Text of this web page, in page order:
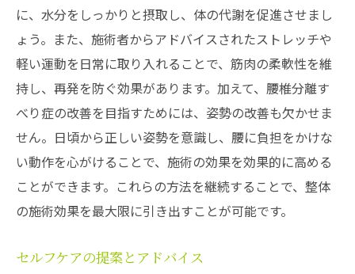
に、水分をしっかりと摂取し、体の代謝を促進させまし
ょう。また、施術者からアドバイスされたストレッチや
軽い運動を日常に取り入れることで、筋肉の柔軟性を維
持し、再発を防ぐ効果があります。加えて、腰椎分離す
べり症の改善を目指すためには、姿勢の改善も欠かせま
せん。日頃から正しい姿勢を意識し、腰に負担をかけな
い動作を心がけることで、施術の効果を効果的に高める
ことができます。これらの方法を継続することで、整体
の施術効果を最大限に引き出すことが可能です。
セルフケアの提案とアドバイス